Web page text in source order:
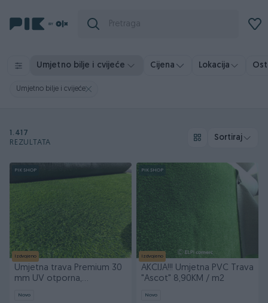
Umjetno bilje i cvijeće Cijena Lokacija
Umjetno bilje i cvijeće
1.417
REZULTATA
Sortiraj
PIK SHOP
Izdvojeno
Umjetna trava Premium 30
mm UV otporna,
Novo
PIK SHOP
Izdvojeno
AKCIJA!!! Umjetna PVC Trava
"Ascot" 8,90KM / m2
Novo